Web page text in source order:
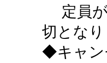
定員が
切となり
◆キャン